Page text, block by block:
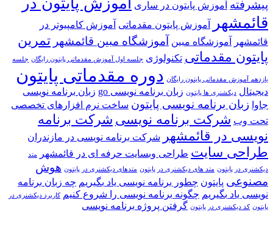
پیشرفته آموزش پایتون در ساری
قائمشهر
آموزش پایتون مقدماتی آموزش کامپیوتر در
قائمشهر
آموزشگاه مبین آموزشگاه مبین قائمشهر تمرین
پایتون مقدماتی تکنولوژی جلسه اول آموزش مقدماتی پایتون رایگان جلسه
یازدهم آموزش مقدماتی پایتون رایگان دوره مقدماتی پایتون
دیجیتال دیکشنری ها پایتون زبان برنامه نویسی go
زبان برنامه نویسی
جاوا زبان برنامه نویسی پایتون ساخت نرم افزارهای تخصصی
تحت وب شرکت برنامه نویسی شرکت برنامه
نویسی در قائمشهر
شرکت برنامه نویسی در مازندران
طراحی سایت طراحی وبسایت حرفه ای در قائمشهر متد
دیکشنری در پایتون متد های دیکشنری در پایتون متدهای دیکشنری در پایتون هوش
مصنوعی پایتون چطور برنامه نویسی یاد بگیریم چه زبان برنامه
نویسی یاد بگیریم چگونه برنامه نویسی را شروع کنیم کاربرد دیکشنری در
پایتون کد دیکشنری در پایتون گرفتن پروژه برنامه نویسی